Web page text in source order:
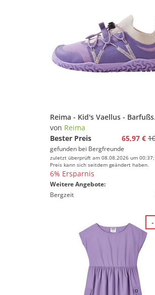
von Reima
Bester Preis
65,97 €
gefunden bei Bergfreunde
zuletzt überprüft am 08.08.2026 um
Preis kann sich seitdem geändert haben.
6% Ersparnis
Weitere Angebote:
Bergzeit